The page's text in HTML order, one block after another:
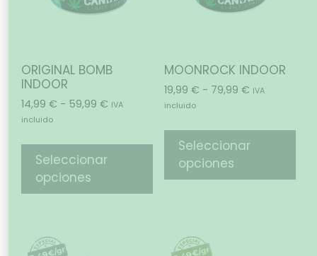
ORIGINAL BOMB
INDOOR
14,99 € - 59,99 € IVA
incluido
Seleccionar
opciones
MOONROCK INDOOR
19,99 € - 79,99 € IVA
incluido
Seleccionar
opciones